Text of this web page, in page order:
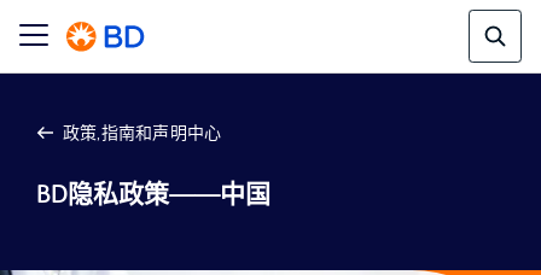
政策,指南和声明中心